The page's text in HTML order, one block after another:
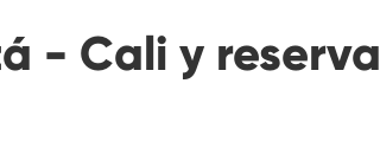
- Cali y reserva